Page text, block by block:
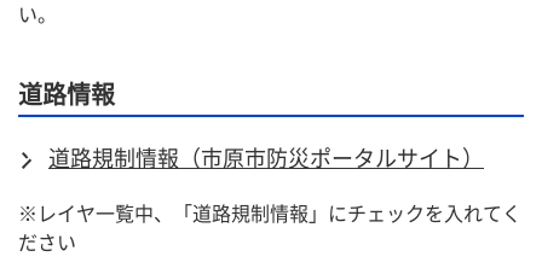
い。
道路情報
道路規制情報（市原市防災ポータルサイト）
※レイヤ一覧中、「道路規制情報」にチェックを入れてく
ださい